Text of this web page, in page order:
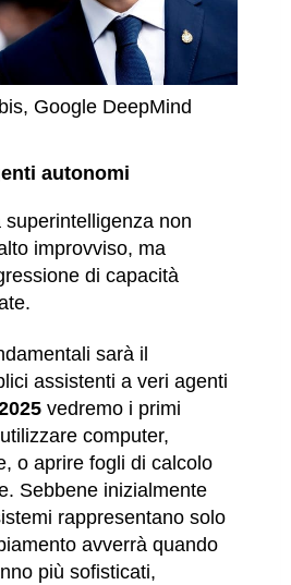
Google DeepMind
autonomi
non
improvviso, ma
di capacità
sarà il
assistenti a veri agenti
vedremo i primi
computer,
o aprire fogli di calcolo
Sebbene inizialmente
rappresentano solo
avverrà quando
più sofisticati,